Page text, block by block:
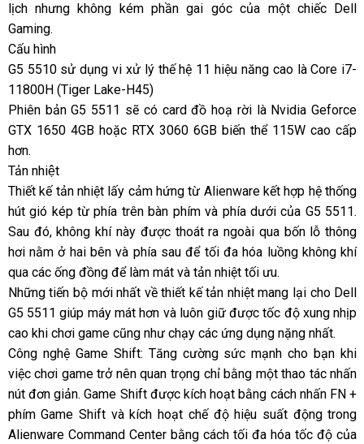
lịch nhưng không kém phần gai góc của một chiếc Dell
Gaming.
Cấu hình
G5 5510 sử dụng vi xử lý thế hệ 11 hiệu năng cao là Core i7-
11800H (Tiger Lake-H45)
Phiên bản G5 5511 sẽ có card đồ hoạ rời là Nvidia Geforce
GTX 1650 4GB hoặc RTX 3060 6GB biến thể 115W cao cấp
hơn.
Tản nhiệt
Thiết kế tản nhiệt lấy cảm hứng từ Alienware kết hợp hệ thống
hút gió kép từ phía trên bàn phím và phía dưới của G5 5511.
Sau đó, không khí này được thoát ra ngoài qua bốn lỗ thông
hơi nằm ở hai bên và phía sau để tối đa hóa luồng không khí
qua các ống đồng để làm mát và tản nhiệt tối ưu.
Những tiến bộ mới nhất về thiết kế tản nhiệt mang lại cho Dell
G5 5511 giúp máy mát hơn và luôn giữ được tốc độ xung nhịp
cao khi chơi game cũng như chạy các ứng dụng nặng nhất.
Công nghệ Game Shift: Tăng cường sức mạnh cho bạn khi
việc chơi game trở nên quan trọng chỉ bằng một thao tác nhấn
nút đơn giản. Game Shift được kích hoạt bằng cách nhấn FN +
phím Game Shift và kích hoạt chế độ hiệu suất động trong
Alienware Command Center bằng cách tối đa hóa tốc độ của